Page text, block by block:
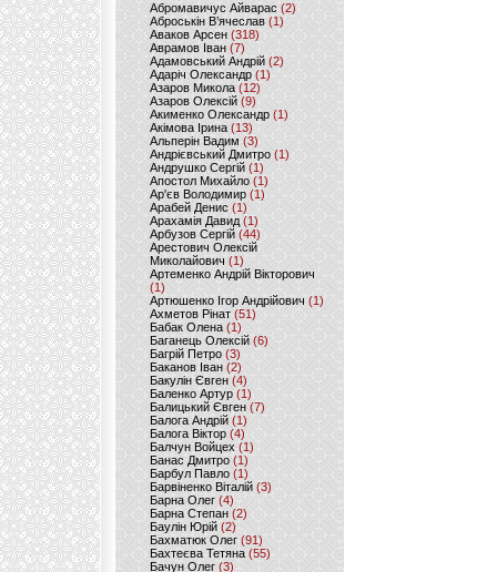
Абромавичус Айварас (2)
Аброськін В’ячеслав(1)
Аваков Арсен (318)
Аврамов Іван (7)
Адамовський Андрій(2)
Адаріч Олександр (1)
Азаров Микола (12)
Азаров Олексій (9)
Акименко Олександр(1)
Акімова Ірина(13)
Альперін Вадим (3)
Андрієвський Дмитро(1)
Андрушко Сергій(1)
Апостол Михайло(1)
Ар'єв Володимир (1)
Арабей Денис(1)
Арахамія Давид (1)
Арбузов Сергій (44)
Арестович Олексій
Миколайович(1)
Артеменко Андрій Вікторович
(1)
Артюшенко Ігор Андрійович(1)
Ахметов Рінат(51)
Бабак Олена(1)
Баганець Олексій(6)
Багрій Петро (3)
Баканов Іван(2)
Бакулін Євген (4)
Баленко Артур(1)
Балицький Євген(7)
Балога Андрій (1)
Балога Віктор (4)
Балчун Войцех (1)
Банас Дмитро (1)
Барбул Павло(1)
Барвіненко Віталій(3)
Барна Олег (4)
Барна Степан (2)
Баулін Юрій (2)
Бахматюк Олег (91)
Бахтеєва Тетяна(55)
Бачун Олег (3)